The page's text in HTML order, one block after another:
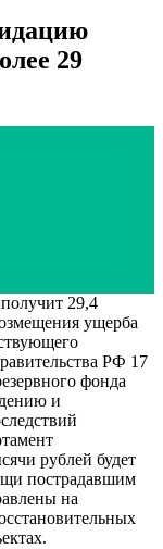
29
29,4
ущерба
РФ 17
фонда
и
рублей будет
пострадавшим
на